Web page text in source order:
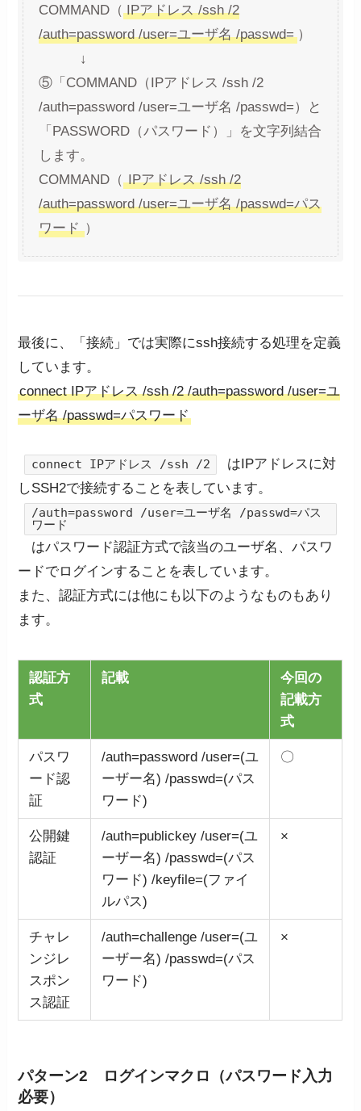
COMMAND（ IPアドレス /ssh /2
/auth=password /user=ユーザ名 /passwd= ）
↓
⑤「COMMAND（IPアドレス /ssh /2
/auth=password /user=ユーザ名 /passwd=）と
「PASSWORD（パスワード）」を文字列結合
します。
COMMAND（ IPアドレス /ssh /2
/auth=password /user=ユーザ名 /passwd=パス
ワード ）
最後に、「接続」では実際にssh接続する処理を定義
しています。
connect IPアドレス /ssh /2 /auth=password /user=ユ
ーザ名 /passwd=パスワード
connect IPアドレス /ssh /2
はIPアドレスに対
しSSH2で接続することを表しています。
/auth=password /user=ユーザ名 /passwd=パス
ワード
はパスワード認証方式で該当のユーザ名、パスワ
ードでログインすることを表しています。
また、認証方式には他にも以下のようなものもあり
ます。
認証方
式
記載
今回の
記載方
式
パスワ
ード認
証
/auth=password /user=(ユ
ーザー名) /passwd=(パス
ワード)
〇
公開鍵
認証
/auth=publickey /user=(ユ
ーザー名) /passwd=(パス
ワード) /keyfile=(ファイ
ルパス)
×
チャレ
ンジレ
スポン
ス認証
/auth=challenge /user=(ユ
ーザー名) /passwd=(パス
ワード)
×
パターン2 ログインマクロ（パスワード入力
必要）